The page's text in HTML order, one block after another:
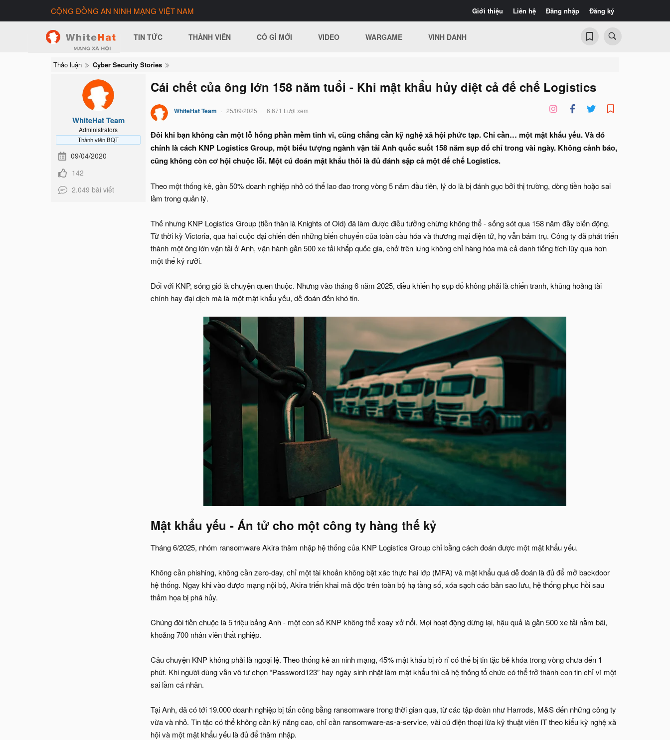
Giới thiệu Liên hệ Đăng nhập Đăng ký
CỘNG ĐỒNG AN NINH MẠNG VIỆT NAM
TIN TỨC THÀNH VIÊN CÓ GÌ MỚI VIDEO WARGAME VINH DANH
Thảo luận Cyber Security Stories
WhiteHat Team
Administrators
Thành viên BQT
09/04/2020
142
2.049 bài viết
Cái chết của ông lớn 158 năm tuổi - Khi mật khẩu hủy diệt cả đế chế Logistics
WhiteHat Team 25/09/2025 6.671 Lượt xem
Đôi khi bạn không cần một lỗ hổng phần mềm tinh vi, cũng chẳng cần kỹ nghệ xã hội phức tạp. Chỉ cần… một mật khẩu yếu. Và đó
chính là cách KNP Logistics Group, một biểu tượng ngành vận tải Anh quốc suốt 158 năm sụp đổ chỉ trong vài ngày. Không cảnh báo,
cũng không còn cơ hội chuộc lỗi. Một cú đoán mật khẩu thôi là đủ đánh sập cả một đế chế Logistics.
Theo một thống kê, gần 50% doanh nghiệp nhỏ có thể lao đao trong vòng 5 năm đầu tiên, lý do là bị đánh gục bởi thị trường, dòng tiền hoặc sai
lầm trong quản lý.
Thế nhưng KNP Logistics Group (tiền thân là Knights of Old) đã làm được điều tưởng chừng không thể - sống sót qua 158 năm đầy biến động.
Từ thời kỳ Victoria, qua hai cuộc đại chiến đến những biến chuyển của toàn cầu hóa và thương mại điện tử, họ vẫn bám trụ. Công ty đã phát triển
thành một ông lớn vận tải ở Anh, vận hành gần 500 xe tải khắp quốc gia, chở trên lưng không chỉ hàng hóa mà cả danh tiếng tích lũy qua hơn
một thế kỷ rưỡi.
Đối với KNP, sóng gió là chuyện quen thuộc. Nhưng vào tháng 6 năm 2025, điều khiến họ sụp đổ không phải là chiến tranh, khủng hoảng tài
chính hay đại dịch mà là một mật khẩu yếu, dễ đoán đến khó tin.
Mật khẩu yếu - Án tử cho một công ty hàng thế kỷ​
Tháng 6/2025, nhóm ransomware Akira thâm nhập hệ thống của KNP Logistics Group chỉ bằng cách đoán được một mật khẩu yếu.
Không cần phishing, không cần zero-day, chỉ một tài khoản không bật xác thực hai lớp (MFA) và mật khẩu quá dễ đoán là đủ để mở backdoor
hệ thống. Ngay khi vào được mạng nội bộ, Akira triển khai mã độc trên toàn bộ hạ tầng số, xóa sạch các bản sao lưu, hệ thống phục hồi sau
thảm họa bị phá hủy.
Chúng đòi tiền chuộc là 5 triệu bảng Anh - một con số KNP không thể xoay xở nổi. Mọi hoạt động dừng lại, hậu quả là gần 500 xe tải nằm bãi,
khoảng 700 nhân viên thất nghiệp.
Câu chuyện KNP không phải là ngoại lệ. Theo thống kê an ninh mạng, 45% mật khẩu bị rò rỉ có thể bị tin tặc bẻ khóa trong vòng chưa đến 1
phút. Khi người dùng vẫn vô tư chọn “Password123” hay ngày sinh nhật làm mật khẩu thì cả hệ thống tổ chức có thể trở thành con tin chỉ vì một
sai lầm cá nhân.
Tại Anh, đã có tới 19.000 doanh nghiệp bị tấn công bằng ransomware trong thời gian qua, từ các tập đoàn như Harrods, M&S đến những công ty
vừa và nhỏ. Tin tặc có thể không cần kỹ năng cao, chỉ cần ransomware-as-a-service, vài cú điện thoại lừa kỹ thuật viên IT theo kiểu kỹ nghệ xã
hội và một mật khẩu yếu là đủ để thâm nhập.